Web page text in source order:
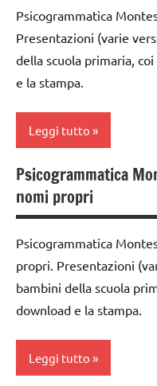
6
anni
DOWNLOAD
italiano
didattico
TUTTI GLI
PER ETA'
TUTTI GLI
ARTICOLI
Psicogrammatica
Presentazioni (varie
della scuola primaria,
e la stampa.
Leggi tutto
analisi
grammaticale
Montessori
classe
1a
classe
2a
3a
Psicogrammatica
nomi propri
Psicogrammatica
propri. Presentazioni
bambini della scuola
download e la stampa.
Leggi tutto